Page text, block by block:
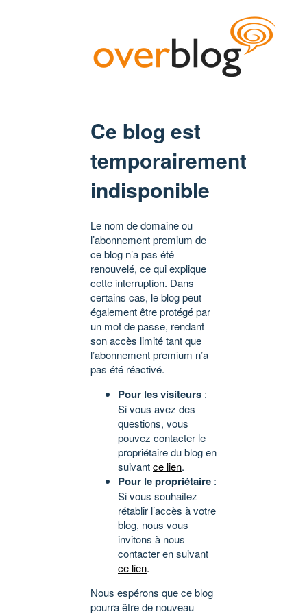
Ce blog est
temporairement
indisponible
Le nom de domaine ou
l’abonnement premium de
ce blog n’a pas été
renouvelé, ce qui explique
cette interruption. Dans
certains cas, le blog peut
également être protégé par
un mot de passe, rendant
son accès limité tant que
l’abonnement premium n’a
pas été réactivé.
Pour les visiteurs :
Si vous avez des
questions, vous
pouvez contacter le
propriétaire du blog en
suivantce lien.
Pour le propriétaire :
Si vous souhaitez
rétablir l’accès à votre
blog, nous vous
invitons à nous
contacter en suivant
ce lien.
Nous espérons que ce blog
pourra être de nouveau